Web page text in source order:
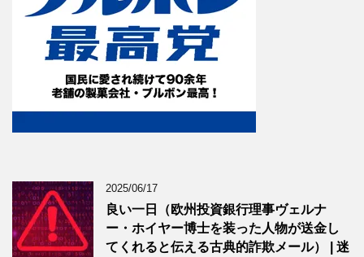
2025/06/17
良い一日（欧州投資銀行理事ヴェルナ
ー・ホイヤー博士を装った人物が送金し
てくれると伝える古典的詐欺メール） | 迷